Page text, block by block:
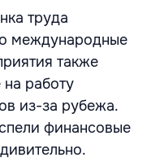
труда
международные
также
на работу
из-за рубежа.
финансовые